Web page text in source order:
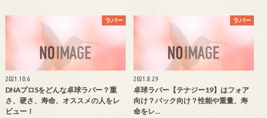
ラバー
2021.10.6
DNAプロSをどんな卓球ラバー？重
さ、硬さ、寿命、オススメの人をレ
ビュー！
ラバー
2021.8.29
卓球ラバー【テナジー19】はフォア
向け？バック向け？性能や重量、寿
命をレ…